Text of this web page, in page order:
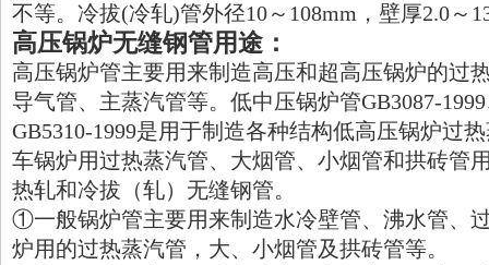
不等。冷拔(冷轧)管外径10～108mm，壁厚2.0～
高压锅炉无缝钢管用途：
高压锅炉管主要用来制造高压和超高压锅炉的过
导气管、主蒸汽管等。低中压锅炉管GB3087-
GB5310-1999是用于制造各种结构低高压锅炉过
车锅炉用过热蒸汽管、大烟管、小烟管和拱砖管
热轧和冷拔（轧）无缝钢管。
①一般锅炉管主要用来制造水冷壁管、沸水管、
炉用的过热蒸汽管，大、小烟管及拱砖管等。